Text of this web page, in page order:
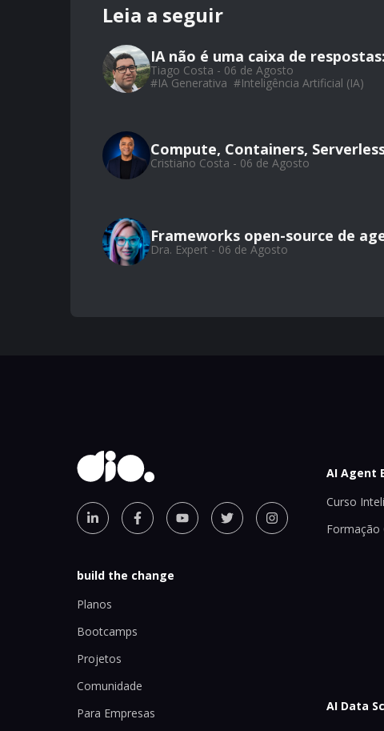
Leia a seguir
IA não é uma caixa de
Tiago Costa - 06 de Agosto
#IA Generativa #Inteligência Artificial (IA)
Compute, Containers,
Cristiano Costa - 06 de Agosto
Frameworks open-source de
Dra. Expert - 06 de Agosto
build the change
Planos
Bootcamps
Projetos
Comunidade
Para Empresas
AI Agent
Curso
Formação
AI Data